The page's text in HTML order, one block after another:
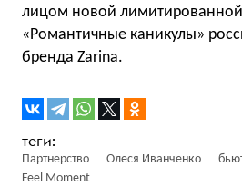
лицом новой
«Романтичные каникулы»
бренда Zarina.
Партнерство Олеся Иванченко
Feel Moment